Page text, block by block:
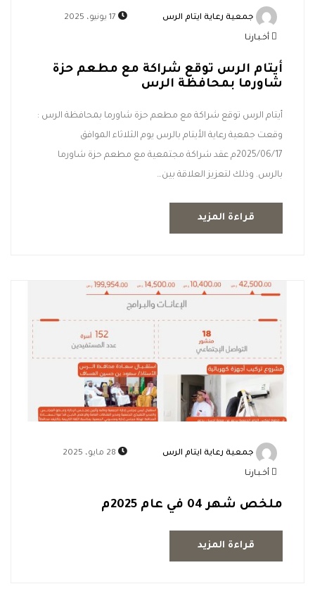
جمعية رعاية ايتام الرس
أخـبـارنـا
أيتام الرس توقع شراكة ‏مع مطعم حزة
شاورما بمحافظة الرس
أيتام الرس توقع شراكة مع مطعم حزة شاورما بمحافظة الرس :
وقعت جمعية رعاية الأيتام بالرس يوم الثلاثاء الموافق
2025/06/17م عقد شراكة مجتمعية مع مطعم حزة شاورما
بالرس. وذلك لتعزيز العلاقة بين…
قراءة المزيد
جمعية رعاية ايتام الرس
أخـبـارنـا
ملخص شهر 04 في عام 2025م
قراءة المزيد